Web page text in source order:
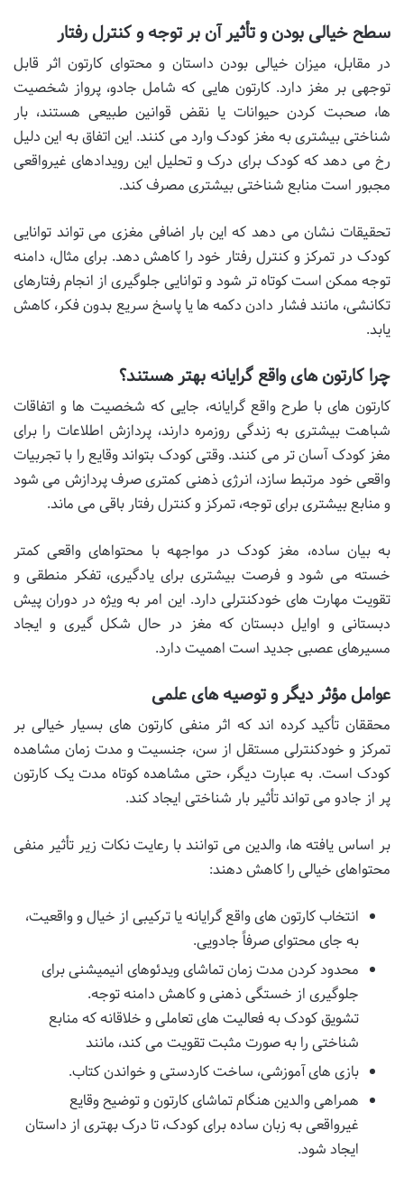
سطح خیالی بودن و تأثیر آن بر توجه و کنترل رفتار
در مقابل، میزان خیالی بودن داستان و محتوای کارتون اثر قابل
توجهی بر مغز دارد. کارتون هایی که شامل جادو، پرواز شخصیت
ها، صحبت کردن حیوانات یا نقض قوانین طبیعی هستند، بار
شناختی بیشتری به مغز کودک وارد می کنند. این اتفاق به این دلیل
رخ می دهد که کودک برای درک و تحلیل این رویدادهای غیرواقعی
مجبور است منابع شناختی بیشتری مصرف کند.
تحقیقات نشان می دهد که این بار اضافی مغزی می تواند توانایی
کودک در تمرکز و کنترل رفتار خود را کاهش دهد. برای مثال، دامنه
توجه ممکن است کوتاه تر شود و توانایی جلوگیری از انجام رفتارهای
تکانشی، مانند فشار دادن دکمه ها یا پاسخ سریع بدون فکر، کاهش
یابد.
چرا کارتون های واقع گرایانه بهتر هستند؟
کارتون های با طرح واقع گرایانه، جایی که شخصیت ها و اتفاقات
شباهت بیشتری به زندگی روزمره دارند، پردازش اطلاعات را برای
مغز کودک آسان تر می کنند. وقتی کودک بتواند وقایع را با تجربیات
واقعی خود مرتبط سازد، انرژی ذهنی کمتری صرف پردازش می شود
و منابع بیشتری برای توجه، تمرکز و کنترل رفتار باقی می ماند.
به بیان ساده، مغز کودک در مواجهه با محتواهای واقعی کمتر
خسته می شود و فرصت بیشتری برای یادگیری، تفکر منطقی و
تقویت مهارت های خودکنترلی دارد. این امر به ویژه در دوران پیش
دبستانی و اوایل دبستان که مغز در حال شکل گیری و ایجاد
مسیرهای عصبی جدید است اهمیت دارد.
عوامل مؤثر دیگر و توصیه های علمی
محققان تأکید کرده اند که اثر منفی کارتون های بسیار خیالی بر
تمرکز و خودکنترلی مستقل از سن، جنسیت و مدت زمان مشاهده
کودک است. به عبارت دیگر، حتی مشاهده کوتاه مدت یک کارتون
پر از جادو می تواند تأثیر بار شناختی ایجاد کند.
بر اساس یافته ها، والدین می توانند با رعایت نکات زیر تأثیر منفی
محتواهای خیالی را کاهش دهند:
انتخاب کارتون های واقع گرایانه یا ترکیبی از خیال و واقعیت،
به جای محتوای صرفاً جادویی.
محدود کردن مدت زمان تماشای ویدئوهای انیمیشنی برای
جلوگیری از خستگی ذهنی و کاهش دامنه توجه.
تشویق کودک به فعالیت های تعاملی و خلاقانه که منابع
شناختی را به صورت مثبت تقویت می کند، مانند
بازی های آموزشی، ساخت کاردستی و خواندن کتاب.
همراهی والدین هنگام تماشای کارتون و توضیح وقایع
غیرواقعی به زبان ساده برای کودک، تا درک بهتری از داستان
ایجاد شود.